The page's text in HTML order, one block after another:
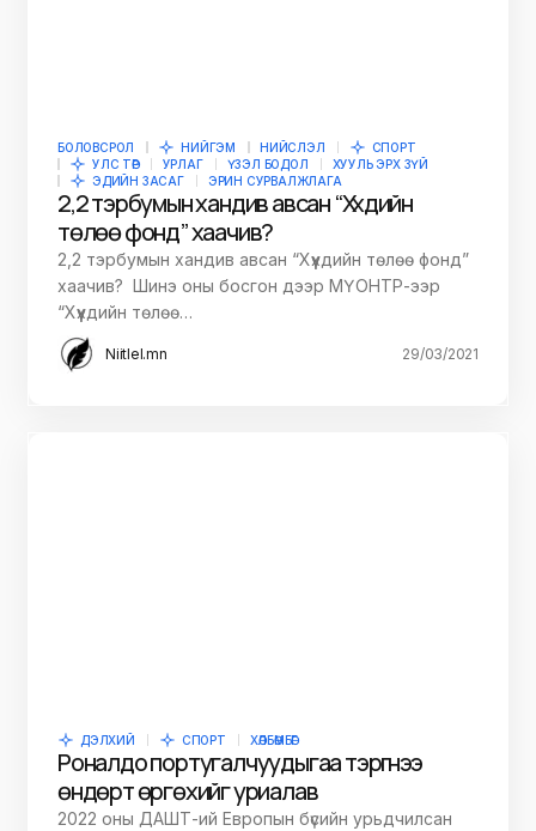
БОЛОВСРОЛ НИЙГЭМ НИЙСЛЭЛ
СПОРТ
УЛС ТӨР
УРЛАГ ҮЗЭЛ БОДОЛ
ХУУЛЬ ЭРХ ЗҮЙ
ЭДИЙН ЗАСАГ
ЭРИН СУРВАЛЖЛАГА
2,2 тэрбумын хандив авсан “Хүүхдийн
төлөө фонд” хаачив?
2,2 тэрбумын хандив авсан “Хүүхдийн төлөө фонд”
хаачив? Шинэ оны босгон дээр МҮОНТР-ээр
“Хүүхдийн төлөө…
Niitlel.mn 29/03/2021
ДЭЛХИЙ СПОРТ ХӨЛБӨМБӨГ
Роналдо португалчуудыгаа тэргүүнээ
өндөрт өргөхийг уриалав
2022 оны ДАШТ-ий Европын бүсийн урьдчилсан